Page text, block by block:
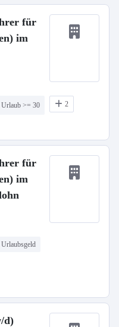
für
im
Urlaub >= 30 2
für
im
Urlaubsgeld
d)